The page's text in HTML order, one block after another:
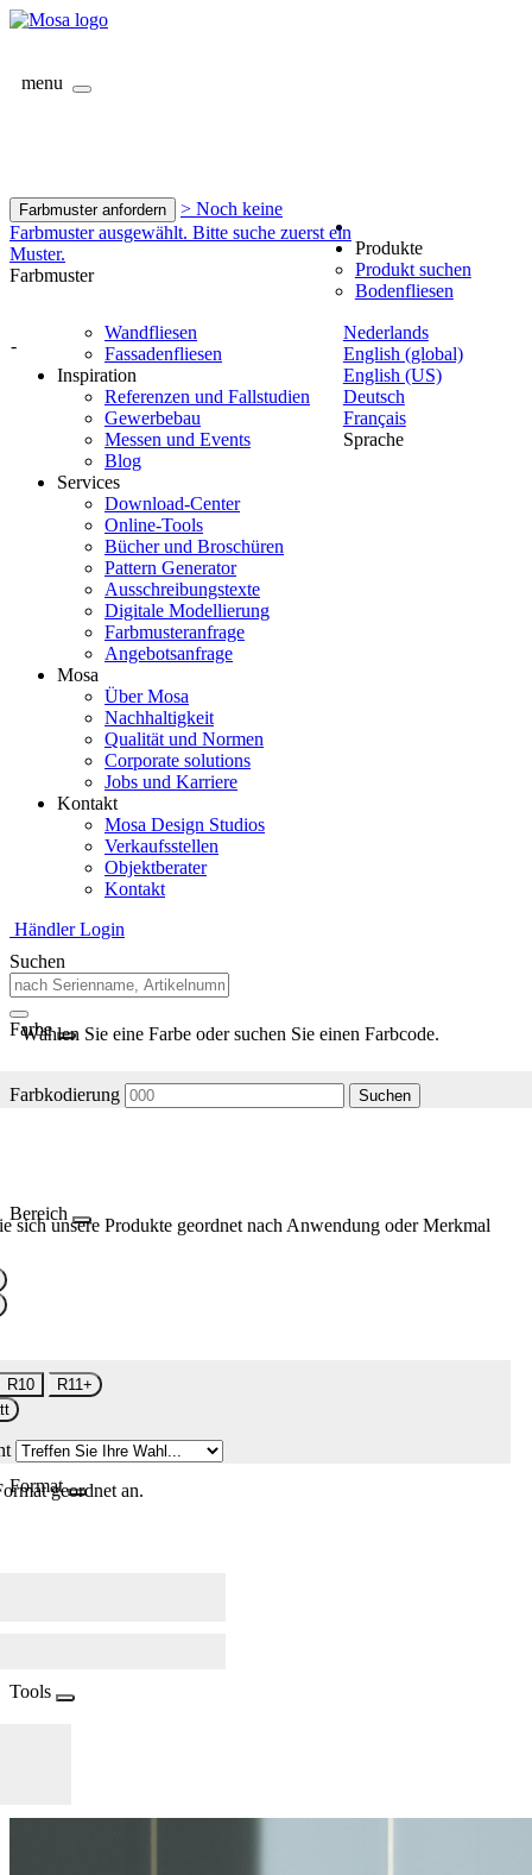
menu
Farbmuster anfordern
> Noch keine
Farbmuster ausgewählt. Bitte suche zuerst ein
Muster.
Farbmuster
-
Nederlands
English (global)
English (US)
Deutsch
Français
Sprache
Produkte
Produkt suchen
Bodenfliesen
Wandfliesen
Fassadenfliesen
Inspiration
Referenzen und Fallstudien
Gewerbebau
Messen und Events
Blog
Services
Download-Center
Online-Tools
Bücher und Broschüren
Pattern Generator
Ausschreibungstexte
Digitale Modellierung
Farbmusteranfrage
Angebotsanfrage
Mosa
Über Mosa
Nachhaltigkeit
Qualität und Normen
Corporate solutions
Jobs und Karriere
Kontakt
Mosa Design Studios
Verkaufsstellen
Objektberater
Kontakt
Händler Login
Suchen
Farbe
Wählen Sie eine Farbe oder suchen Sie einen Farbcode.
Farbkodierung Suchen
Bereich
sich unsere Produkte geordnet nach Anwendung oder Merkmal
R10
R11+
Formatgeordnet an.
Tools